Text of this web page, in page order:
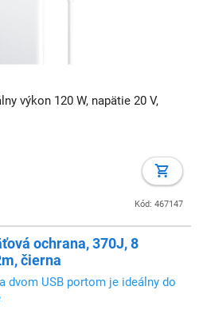
výkon 120 W, napätie 20 V,
Kód: 467147
ochrana, 370J, 8
čierna
dvom USB portom je ideálny do